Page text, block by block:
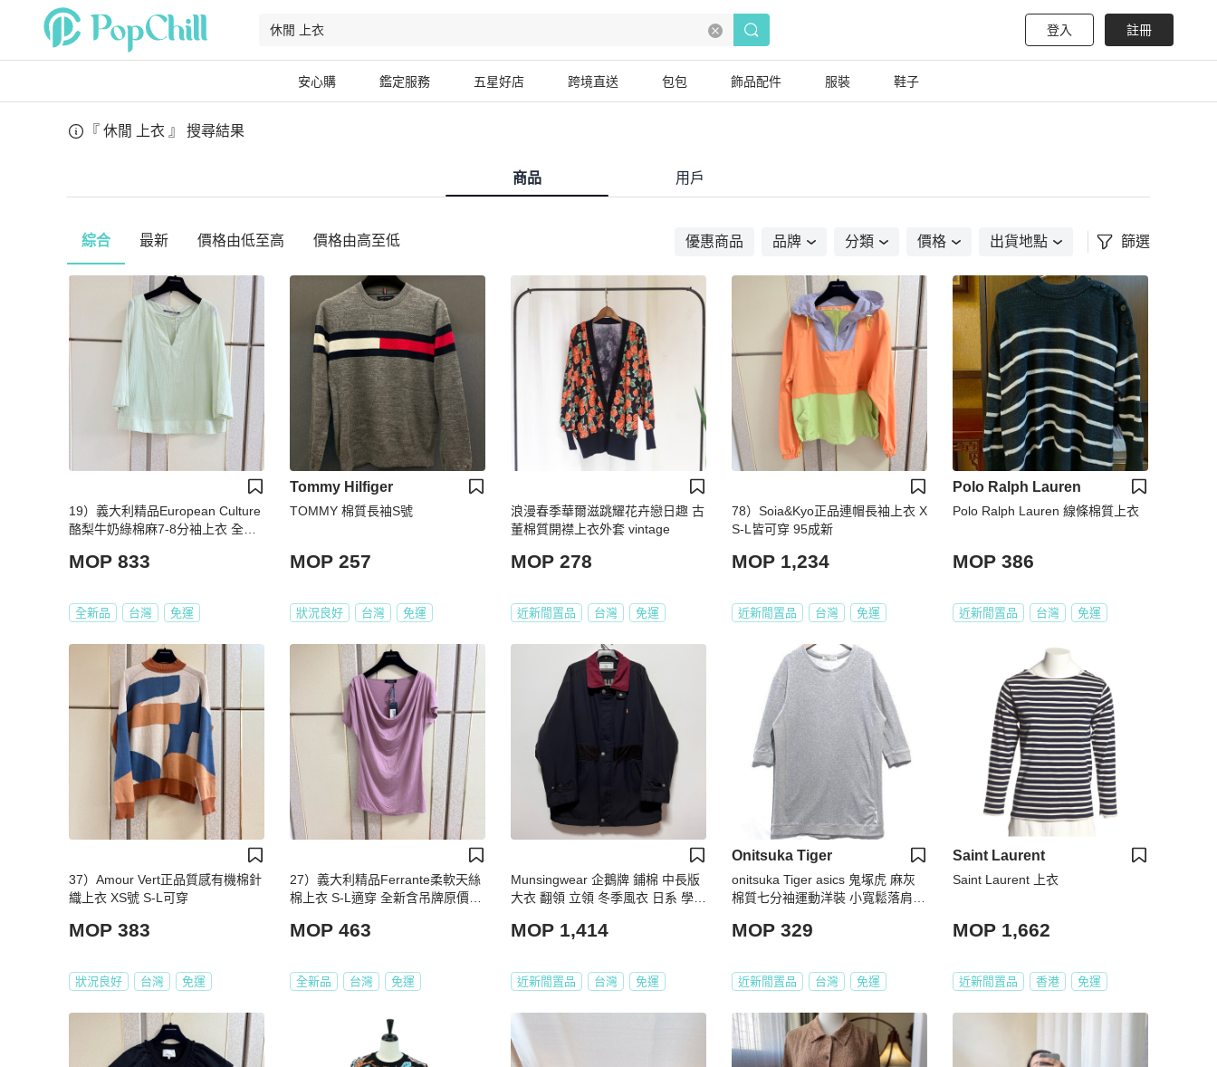
登入 註冊
安心購 鑑定服務 五星好店 跨境直送 包包 飾品配件 服裝 鞋子
『 休閒 上衣 』 搜尋結果
商品 用戶
綜合 最新 價格由低至高 價格由高至低 優惠商品 品牌 分類 價格 出貨地點 篩選
19）義大利精品European Culture
酪梨牛奶綠棉麻7-8分袖上衣 全新
MOP 833
全新品 台灣 免運
Tommy Hilfiger
TOMMY 棉質長袖S號
MOP 257
狀況良好 台灣 免運
浪漫春季華爾滋跳耀花卉戀日趣 古
董棉質開襟上衣外套 vintage
MOP 278
近新閒置品 台灣 免運
78）Soia&Kyo正品連帽長袖上衣 X
S-L皆可穿 95成新
MOP 1,234
近新閒置品 台灣 免運
Polo Ralph Lauren
Polo Ralph Lauren 線條棉質上衣
MOP 386
近新閒置品 台灣 免運
37）Amour Vert正品質感有機棉針
織上衣 XS號 S-L可穿
MOP 383
狀況良好 台灣 免運
27）義大利精品Ferrante柔軟天絲
棉上衣 S-L適穿 全新含吊牌原價78
MOP 463
全新品 台灣 免運
Munsingwear 企鵝牌 鋪棉 中長版
大衣 翻領 立領 冬季風衣 日系 學院
著
MOP 1,414
近新閒置品 台灣 免運
Onitsuka Tiger
onitsuka Tiger asics 鬼塚虎 麻灰
棉質七分袖運動洋裝 小寬鬆落肩長
MOP 329
近新閒置品 台灣 免運
Saint Laurent
Saint Laurent 上衣
MOP 1,662
近新閒置品 香港 免運